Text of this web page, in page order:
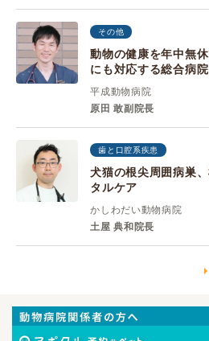
その他
動物の健康を年中無
にも対応する総合病院
平成動物病院
原田 敢副院長
歯と口腔系疾患
犬猫の根尖周囲病巣
タルケア
かしわだい動物病院
土屋 典和院長